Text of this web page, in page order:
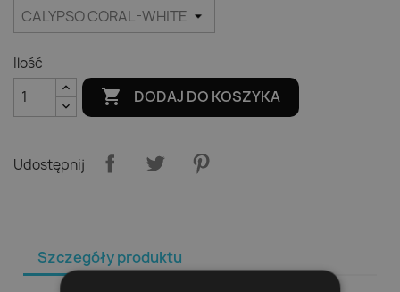
Ilość
 DODAJ DO KOSZYKA
Udostępnij
Szczegóły produktu